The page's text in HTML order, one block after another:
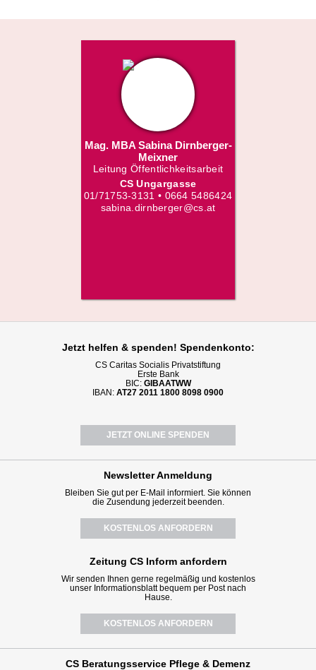
Mag. MBA Sabina Dirnberger-
Meixner
Leitung Öffentlichkeitsarbeit
CS Ungargasse
01/71753-3131 • 0664 5486424
sabina.dirnberger@cs.at
Jetzt helfen & spenden! Spendenkonto:
CS Caritas Socialis Privatstiftung
Erste Bank
BIC: GIBAATWW
IBAN: AT27 2011 1800 8098 0900
JETZT ONLINE SPENDEN
NewsletterAnmeldung
Bleiben Sie gut per E-Mail informiert. Sie können
die Zusendung jederzeit beenden.
KOSTENLOS ANFORDERN
Zeitung CS Inform anfordern
Wir senden Ihnen gerne regelmäßig und kostenlos
unser Informationsblatt bequem per Post nach
Hause.
KOSTENLOS ANFORDERN
CS Beratungsservice Pflege & Demenz